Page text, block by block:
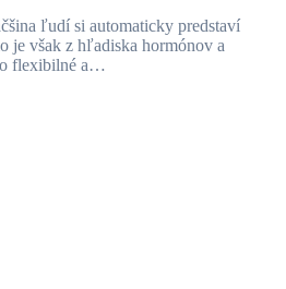
ľudí si automaticky predstaví
je však z hľadiska hormónov a
flexibilné a…